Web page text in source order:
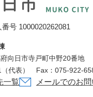
号 1000020262081
向日市寺戸町中野20番地
代表）
Fax：075-922-
一覧 メールでのお